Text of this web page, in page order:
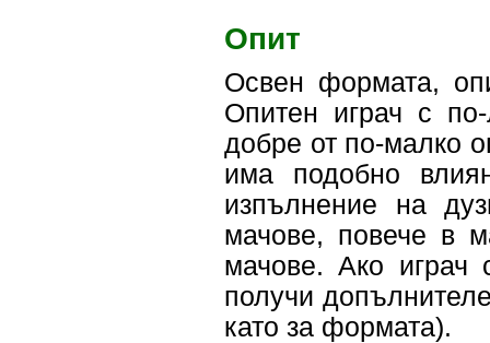
Опит
Освен формата,
Опитен играч с
добре от по-малко
има подобно
изпълнение на
мачове, повече в
мачове. Ако играч
получи
като за формата).